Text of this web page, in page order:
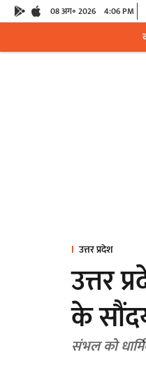
08 अग॰ 2026 4:06 PM
उत्तर प्रदेश
उत्तर
के
संभल को